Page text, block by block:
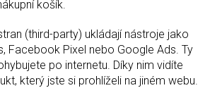
košík.
(third-party) ukládají nástroje jako
Facebook Pixel nebo Google Ads. Ty
po internetu. Díky nim vidíte
který jste si prohlíželi na jiném webu.